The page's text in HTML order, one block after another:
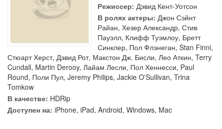
Режиссер: Дэвид Кент-Уотсон
В ролях актеры: Джон Сэйнт
Райан, Хезер Александр, Стив
Пауэлл, Клифф Туэмлоу, Бретт
Синклер, Пол Флэнеган, Stan Finni,
Стюарт Херст, Дэвид Рот, Макстон Дж. Бисли, Лео Аткин, Terry
Cundall, Martin Derooy, Лайам Лесли, Пол Хеннесси, Paul
Round, Поли Пул, Jeremy Philips, Jackie O'Sullivan, Trina
Tomkow
В качестве: HDRip
Доступен на: iPhone, iPad, Android, Windows, Mac